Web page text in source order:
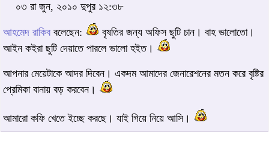
০৩ রা জুন, ২০১০ দুপুর ১২:৩৮
আহমেদ রাকিব বলেছেন:
বৃষতির জন্য অফিস ছুটি চান। বাহ ভালোতো।
আইন কইরা ছুটি দেয়াতে পারলে ভালো হইত।
আপনার মেয়েটাকে আদর দিবেন। একদম আমাদের জেনারেশনের মতন করে বৃষ্টির
প্রেমিকা বানায় বড় করবেন।
আমারো কফি খেতে ইচ্ছে করছে। যাই গিয়ে নিয়ে আসি।